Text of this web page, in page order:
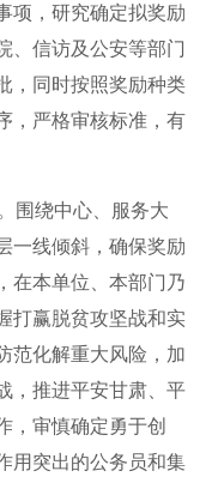
项，研究确定拟奖励
、信访及公安等部门
，同时按照奖励种类
，严格审核标准，有
围绕中心、服务大
一线倾斜，确保奖励
在本单位、本部门乃
打赢脱贫攻坚战和实
范化解重大风险，加
，推进平安甘肃、平
，审慎确定勇于创
用突出的公务员和集